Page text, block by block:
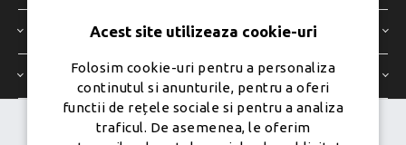
SERVICIU CLIENȚI
CONTUL MEU
Dezvoltat de Ecom Digital -
Acest site utilizeaza cookie-uri
Folosim cookie-uri pentru a personaliza
continutul si anunturile, pentru a oferi
functii de rețele sociale si pentru a analiza
traficul. De asemenea, le oferim